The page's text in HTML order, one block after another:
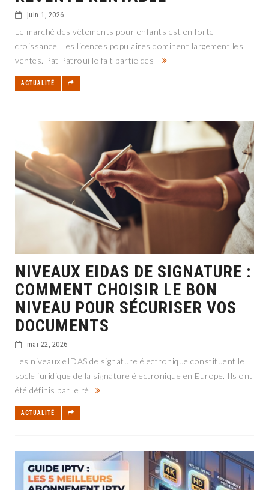
juin 1, 2026
Le marché des vêtements pour enfants est en forte
croissance. Les licences populaires dominent largement les
ventes. Pat Patrouille fait partie des
ACTUALITÉ
NIVEAUX EIDAS DE SIGNATURE :
COMMENT CHOISIR LE BON
NIVEAU POUR SÉCURISER VOS
DOCUMENTS
mai 22, 2026
Les niveaux eIDAS de signature électronique constituent le
socle juridique de la signature électronique en Europe. Ils ont
été définis par le rè
ACTUALITÉ